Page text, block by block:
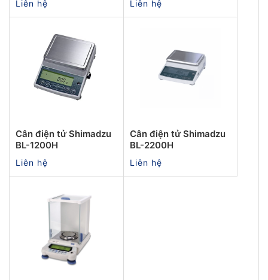
Liên hệ Liên hệ
Cân điện tử Shimadzu
BL-1200H
Liên hệ
Cân điện tử Shimadzu
BL-2200H
Liên hệ